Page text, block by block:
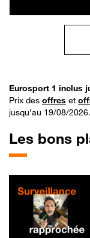
Eurosport 1 inclus
Prix des offres et
jusqu’au 19/08/2026.
Les bons